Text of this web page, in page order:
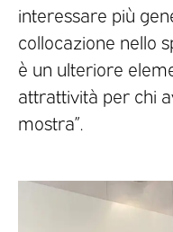
interessare più
collocazione nello
è un ulteriore
attrattività per chi
mostra”.